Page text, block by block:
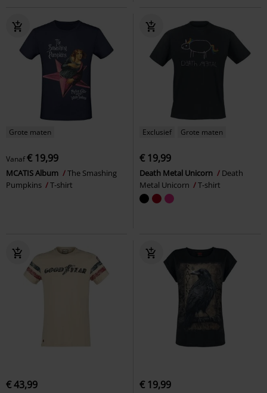
Grote maten
Vanaf€ 19,99
MCATIS Album
The Smashing
Pumpkins
T-shirt
Exclusief Grote maten
€ 19,99
Death Metal Unicorn
Death
Metal Unicorn
T-shirt
€ 43,99 € 19,99